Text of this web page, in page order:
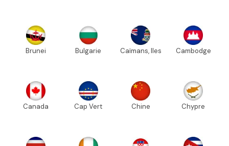
Brunei Bulgarie Caïmans, Iles Cambodge
Canada Cap Vert Chine Chypre